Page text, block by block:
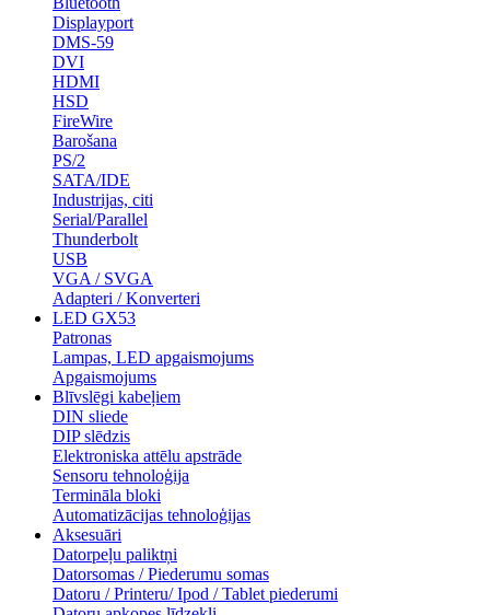
Displayport
DMS-59
DVI
HDMI
HSD
FireWire
Barošana
PS/2
SATA/IDE
Industrijas, citi
Serial/Parallel
Thunderbolt
USB
VGA / SVGA
Adapteri / Konverteri
LED GX53
Patronas
Lampas, LED apgaismojums
Apgaismojums
Blīvslēgi kabeļiem
DIN sliede
DIP slēdzis
Elektroniska attēlu apstrāde
Sensoru tehnoloģija
Termināla bloki
Automatizācijas tehnoloģijas
Aksesuāri
Datorpeļu paliktņi
Datorsomas / Piederumu somas
Datoru / Printeru/ Ipod / Tablet piederumi